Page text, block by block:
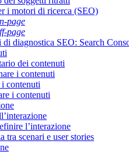
i motori di ricerca (SEO)
page
page
di diagnostica SEO: Search
dei contenuti
i contenuti
contenuti
i contenuti
l’interazione
tra scenari e user stories